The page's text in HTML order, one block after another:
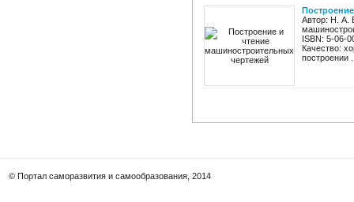
Автор: Н. А.
ISBN: 5-06-
Качество:
построении
© Портал саморазвития и самообразования, 2014